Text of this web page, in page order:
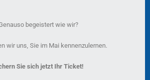
begeistert wie wir?
wir uns, Sie im Mai kennenzulernen.
Sie sich jetzt Ihr Ticket!